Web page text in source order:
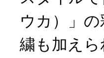
ウカ）」
繍も加え